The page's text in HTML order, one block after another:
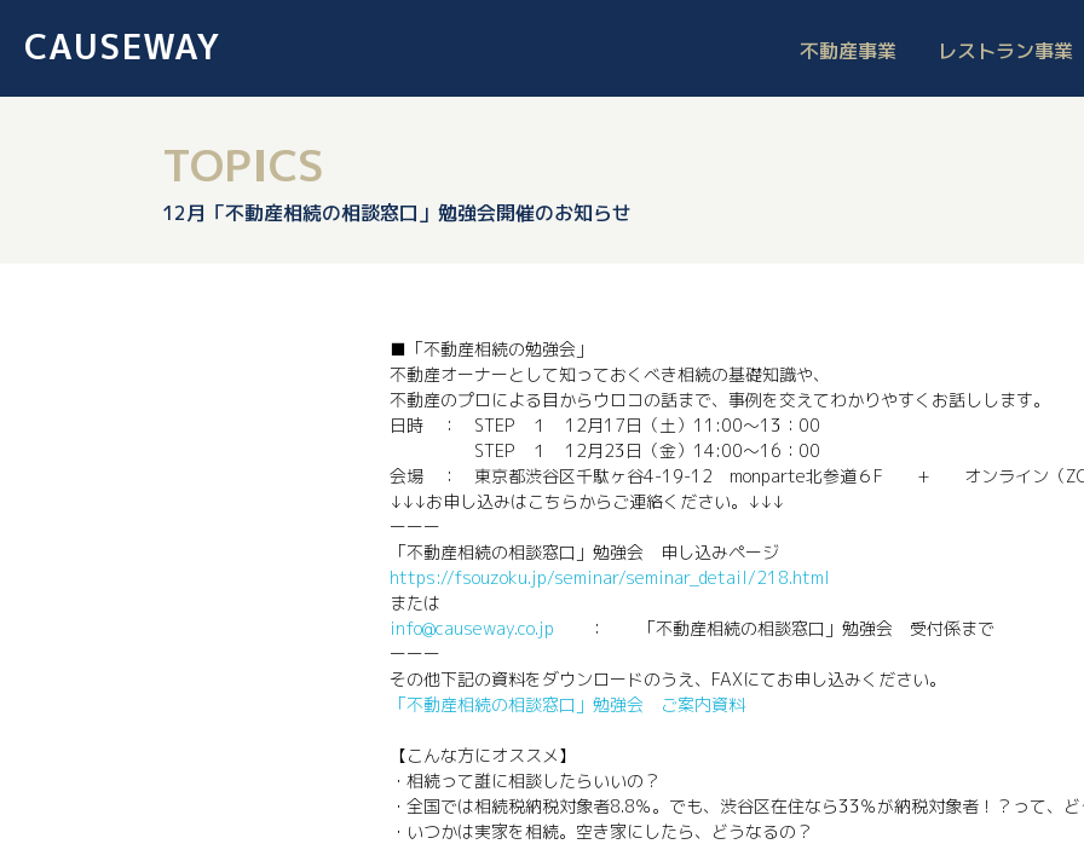
CAUSEWAY 不動産事業 レストラン事業
TOPICS
12月「不動産相続の相談窓口」勉強会開催のお知らせ
■「不動産相続の勉強会」
不動産オーナーとして知っておくべき相続の基礎知識や、
不動産のプロによる目からウロコの話まで、事例を交えてわかりやすくお話しします。
日時 ： STEP １ 12月17日（土）11:00～13：00
STEP １ 12月23日（金）14:00～16：00
会場 ： 東京都渋谷区千駄ヶ谷4-19-12 monparte北参道６F + オンライン（
↓↓↓お申し込みはこちらからご連絡ください。↓↓↓
ーーー
「不動産相続の相談窓口」勉強会 申し込みページ
https://fsouzoku.jp/seminar/seminar_detail/218.html
または
info@causeway.co.jp ： 「不動産相続の相談窓口」勉強会 受付係まで
ーーー
その他下記の資料をダウンロードのうえ、FAXにてお申し込みください。
「不動産相続の相談窓口」勉強会 ご案内資料
【こんな方にオススメ】
・相続って誰に相談したらいいの？
・全国では相続税納税対象者8.8％。でも、渋谷区在住なら33％が納税対象者！？って、ど
・いつかは実家を相続。空き家にしたら、どうなるの？